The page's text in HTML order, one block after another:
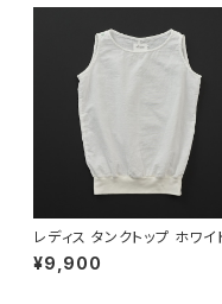
レディス タンクトップ ホワイ
¥9,900